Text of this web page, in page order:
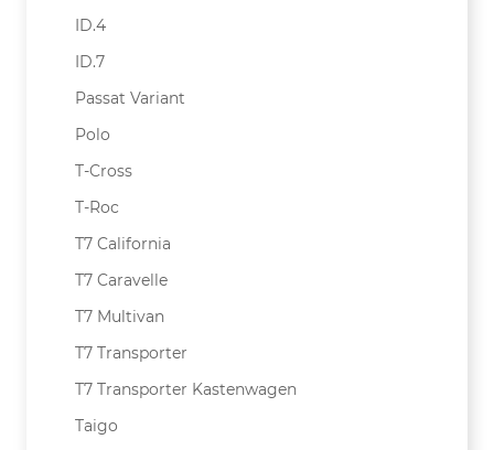
ID.4
ID.7
Passat Variant
Polo
T-Cross
T-Roc
T7 California
T7 Caravelle
T7 Multivan
T7 Transporter
T7 Transporter Kastenwagen
Taigo